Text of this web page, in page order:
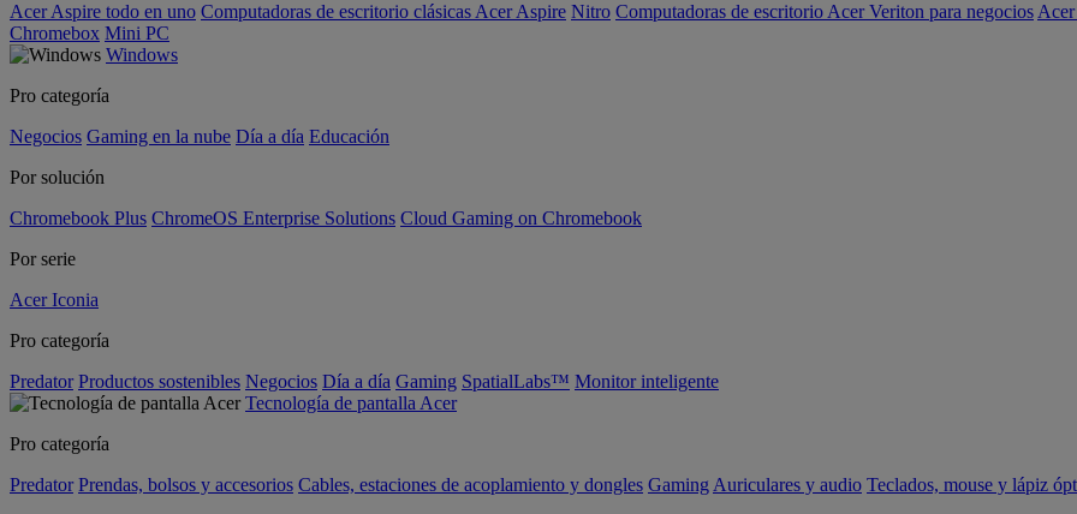
Acer Aspire todo en uno Computadoras de escritorio clásicas Acer Aspire Nitro Computadoras de escritorio Acer Veriton para negocios
Chromebox Mini PC
Windows
Pro categoría
Negocios Gaming en la nube Día a día Educación
Por solución
Chromebook Plus ChromeOS Enterprise Solutions Cloud Gaming on Chromebook
Por serie
Acer Iconia
Pro categoría
Predator Productos sostenibles Negocios Día a día Gaming SpatialLabs™ Monitor inteligente
Tecnología de pantalla Acer
Pro categoría
Predator Prendas, bolsos y accesorios Cables, estaciones de acoplamiento y dongles Gaming Auriculares y audio Teclados, mouse y lápiz